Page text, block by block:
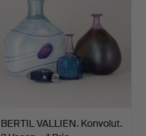
BERTIL VALLIEN. Konvolut.